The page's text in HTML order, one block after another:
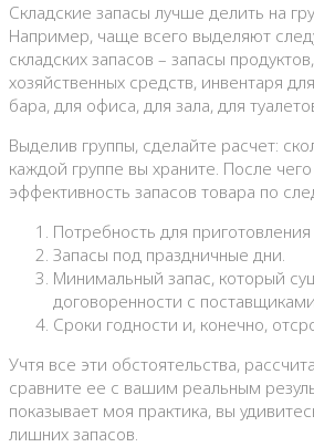
Складские запасы лучше делить на
Например, чаще всего выделяют
складских запасов – запасы
хозяйственных средств, инвентаря
бара, для офиса, для зала, для
Выделив группы, сделайте расчет:
каждой группе вы храните. После
эффективность запасов товара по
Потребность для
Запасы под праздничные дни.
Минимальный запас, который
договоренности с
Сроки годности и, конечно,
Учтя все эти обстоятельства,
сравните ее с вашим реальным
показывает моя практика, вы
лишних запасов.